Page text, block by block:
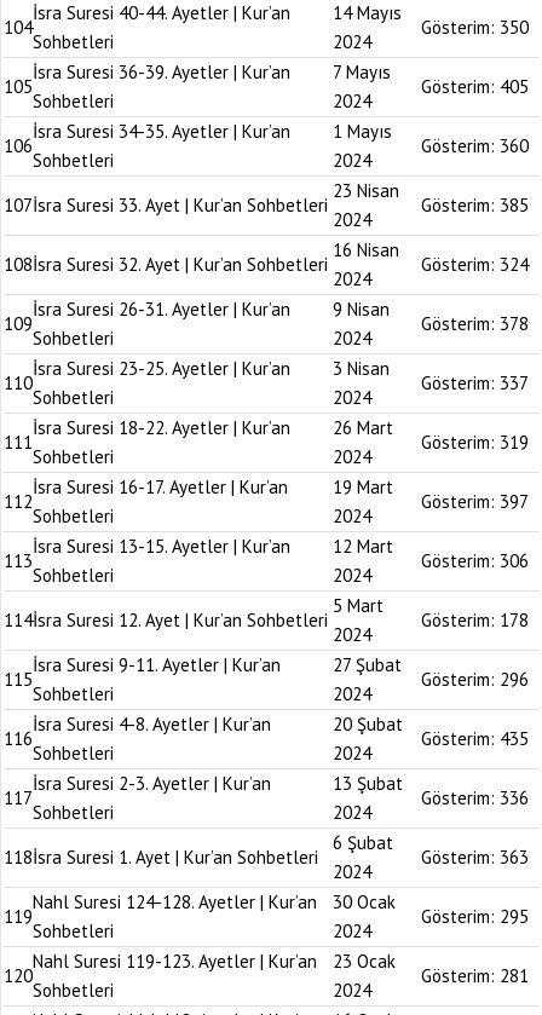
104
İsra Suresi 40-44. Ayetler | Kur’an
Sohbetleri
14 Mayıs
2024
Gösterim: 350
105
İsra Suresi 36-39. Ayetler | Kur’an
Sohbetleri
7 Mayıs
2024
Gösterim: 405
106
İsra Suresi 34-35. Ayetler | Kur’an
Sohbetleri
1 Mayıs
2024
Gösterim: 360
107İsra Suresi 33. Ayet | Kur’an Sohbetleri
23 Nisan
2024
Gösterim: 385
108İsra Suresi 32. Ayet | Kur’an Sohbetleri
16 Nisan
2024
Gösterim: 324
109
İsra Suresi 26-31. Ayetler | Kur’an
Sohbetleri
9 Nisan
2024
Gösterim: 378
110
İsra Suresi 23-25. Ayetler | Kur’an
Sohbetleri
3 Nisan
2024
Gösterim: 337
111
İsra Suresi 18-22. Ayetler | Kur’an
Sohbetleri
26 Mart
2024
Gösterim: 319
112
İsra Suresi 16-17. Ayetler | Kur’an
Sohbetleri
19 Mart
2024
Gösterim: 397
113
İsra Suresi 13-15. Ayetler | Kur’an
Sohbetleri
12 Mart
2024
Gösterim: 306
114İsra Suresi 12. Ayet | Kur’an Sohbetleri
5 Mart
2024
Gösterim: 178
115
İsra Suresi 9-11. Ayetler | Kur’an
Sohbetleri
27 Şubat
2024
Gösterim: 296
116
İsra Suresi 4-8. Ayetler | Kur’an
Sohbetleri
20 Şubat
2024
Gösterim: 435
117
İsra Suresi 2-3. Ayetler | Kur’an
Sohbetleri
13 Şubat
2024
Gösterim: 336
118İsra Suresi 1. Ayet | Kur’an Sohbetleri
6 Şubat
2024
Gösterim: 363
119
Nahl Suresi 124-128. Ayetler | Kur’an
Sohbetleri
30 Ocak
2024
Gösterim: 295
120
Nahl Suresi 119-123. Ayetler | Kur’an
Sohbetleri
23 Ocak
2024
Gösterim: 281